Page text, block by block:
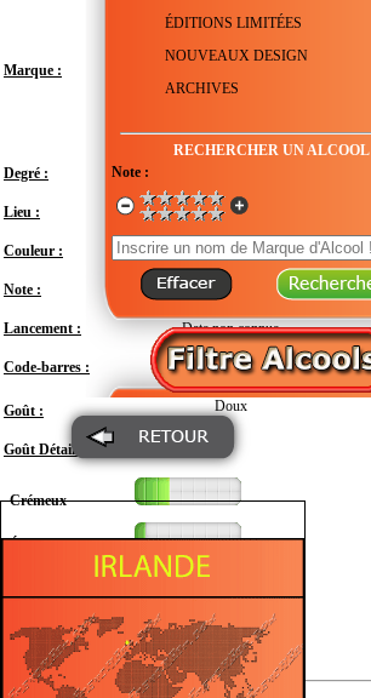
ÉDITIONS LIMITÉES
NOUVEAUX DESIGN
ARCHIVES
RECHERCHER UN ALCOOL
Note :
Marque :
Degré :
Lieu : Irlande
Couleur :
Note : En attente de test
Lancement : Date non connue
Code-barres : 5011013941049
Goût : Doux
Goût Détail :
Crémeux
Épicé
Sucré